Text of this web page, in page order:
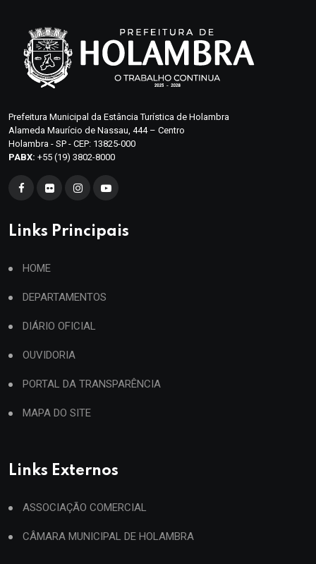
Prefeitura Municipal da Estância Turística de Holambra
Alameda Maurício de Nassau, 444 – Centro
Holambra - SP - CEP: 13825-000
PABX: +55 (19) 3802-8000
Links Principais
HOME
DEPARTAMENTOS
DIÁRIO OFICIAL
OUVIDORIA
PORTAL DA TRANSPARÊNCIA
MAPA DO SITE
Links Externos
ASSOCIAÇÃO COMERCIAL
CÂMARA MUNICIPAL DE HOLAMBRA